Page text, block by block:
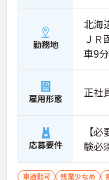
勤務地
北海
ＪＲ
車9分
雇用形態 正社
応募要件
【
験必
車通勤可 残業少なめ